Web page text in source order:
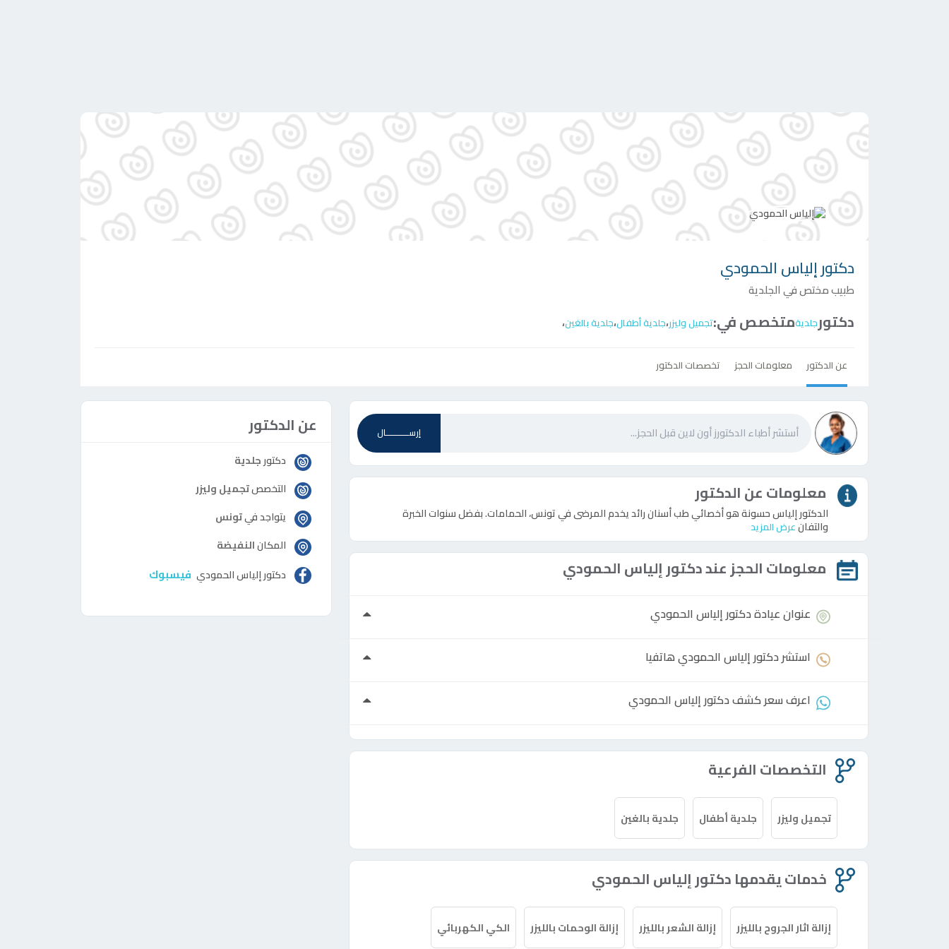
دكتورإلياس الحمودي
طبيب مختص في الجلدية
دكتورجلديةمتخصص في:تجميل وليزر،جلدية أطفال،جلدية بالغين،
عن الدكتور معلومات الحجز تخصصات الدكتور
إرســـــــــــال
معلومات عن الدكتور
الدكتور إلياس حسونة هو أخصائي طب أسنان رائد يخدم المرضى في تونس، الحمامات. بفضل سنوات الخبرة
والتفانعرض المزيد
معلومات الحجز عنددكتورإلياس الحمودي
عنوان عيادةدكتورإلياس الحمودي
استشردكتورإلياس الحمودي هاتفيا
اعرف سعر كشفدكتورإلياس الحمودي
التخصصات الفرعية
تجميل وليزر جلدية أطفال جلدية بالغين
خدمات يقدمها دكتور إلياس الحمودي
إزالة اثار الجروح بالليزر إزالة الشعر بالليزر إزالة الوحمات بالليزر الكي الكهربائي
عن الدكتور
دكتورجلدية
التخصصتجميل وليزر
يتواجد فيتونس
المكانالنفيضة
دكتورإلياس الحمودي فيسبوك